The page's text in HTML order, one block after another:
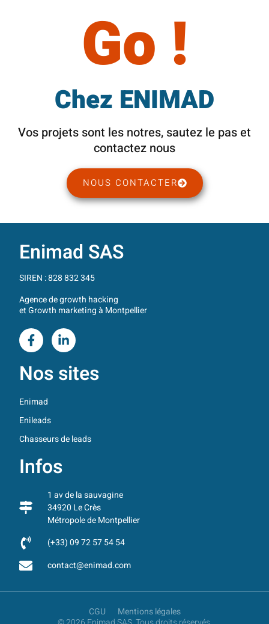
Go !
Chez ENIMAD
Vos projets sont les notres, sautez le pas et
contactez nous
NOUS CONTACTER
Enimad SAS
SIREN : 828 832 345
Agence de growth hacking
et Growth marketing à Montpellier
Nos sites
Enimad
Enileads
Chasseurs de leads
Infos
1 av de la sauvagine
34920 Le Crès
Métropole de Montpellier
(+33) 09 72 57 54 54
contact@enimad.com
CGU Mentions légales